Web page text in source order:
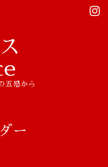
五感から
ー